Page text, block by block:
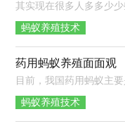
蚂蚁养殖技术
药用蚂蚁养殖面面观
蚂蚁养殖技术